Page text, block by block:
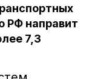
РФ направит
7,3